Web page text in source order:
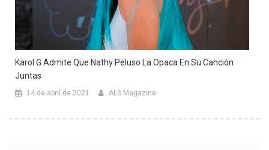
Karol G Admite Que Nathy Peluso La Opaca En Su Canción
Juntas
14 de abril de 2021 ALS Magazine